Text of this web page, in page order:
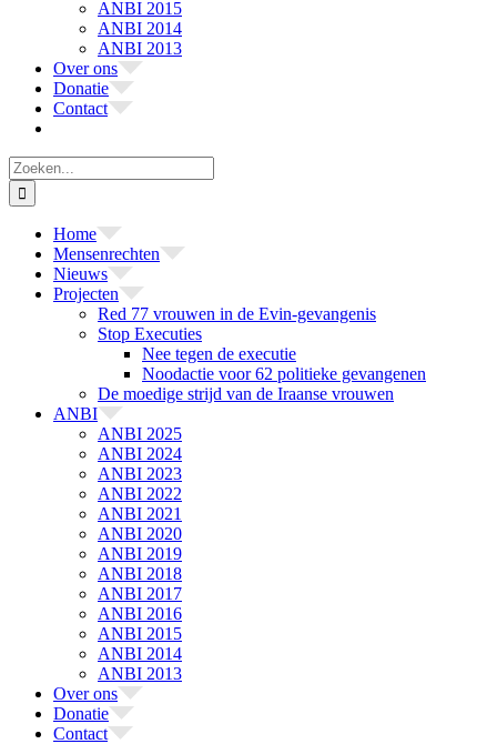
ANBI 2015
ANBI 2014
ANBI 2013
Over ons
Donatie
Contact
Zoeken
naar:
Home
Mensenrechten
Nieuws
Projecten
Red 77 vrouwen in de Evin-gevangenis
Stop Executies
Nee tegen de executie
Noodactie voor 62 politieke gevangenen
De moedige strijd van de Iraanse vrouwen
ANBI
ANBI 2025
ANBI 2024
ANBI 2023
ANBI 2022
ANBI 2021
ANBI 2020
ANBI 2019
ANBI 2018
ANBI 2017
ANBI 2016
ANBI 2015
ANBI 2014
ANBI 2013
Over ons
Donatie
Contact